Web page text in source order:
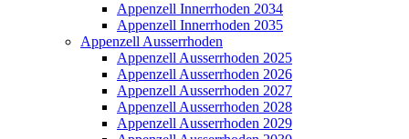
Appenzell Innerrhoden 2034
Appenzell Innerrhoden 2035
Appenzell Ausserrhoden
Appenzell Ausserrhoden 2025
Appenzell Ausserrhoden 2026
Appenzell Ausserrhoden 2027
Appenzell Ausserrhoden 2028
Appenzell Ausserrhoden 2029